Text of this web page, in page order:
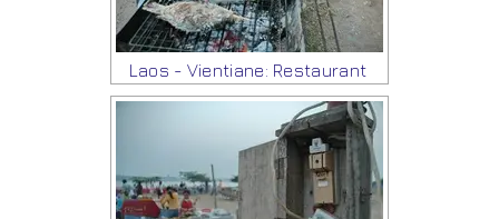
Laos - Vientiane: Restaurant